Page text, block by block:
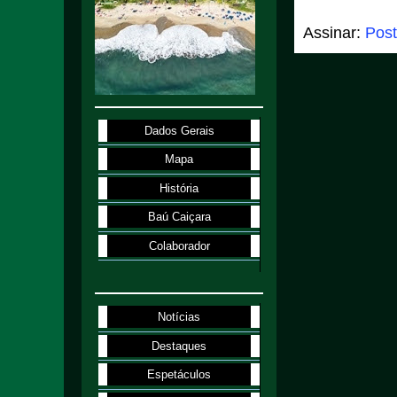
Assinar:
Dados Gerais
Mapa
História
Baú Caiçara
Colaborador
Notícias
Destaques
Espetáculos